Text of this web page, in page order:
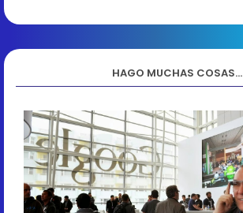
HAGO MUCHAS COSAS...